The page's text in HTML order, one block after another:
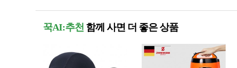
꾹AI:추천 함께 사면 더 좋은 상품